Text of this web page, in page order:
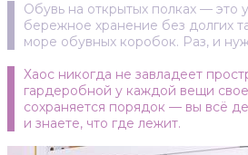
Обувь на открытых полках — это
бережное хранение без долгих
море обувных коробок. Раз, и
Хаос никогда не завладеет
гардеробной у каждой вещи
сохраняется порядок — вы всё
и знаете, что где лежит.